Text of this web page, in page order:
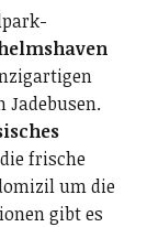
Jadebusen.
frische
um die
gibt es